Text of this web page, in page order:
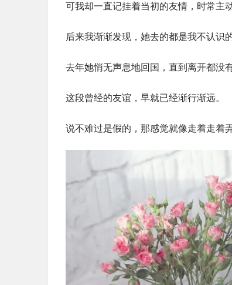
可我却一直记挂着当初的友情，时常主
后来我渐渐发现，她去的都是我不认识
去年她悄无声息地回国，直到离开都没
这段曾经的友谊，早就已经渐行渐远。
说不难过是假的，那感觉就像走着走着